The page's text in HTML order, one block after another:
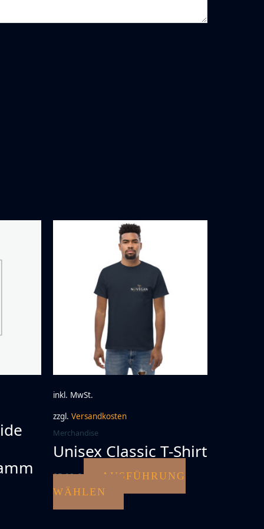
inkl. MwSt.
zzgl.Versandkosten
Merchandise
Unisex Classic T-Shirt
25,00€
AUSFÜHRUNG
WÄHLEN
Dieses
Produkt